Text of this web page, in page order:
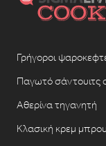
Γρήγοροι
Παγωτό σάντουιτς
Αθερίνα τηγανητή
Κλασική κρεμ